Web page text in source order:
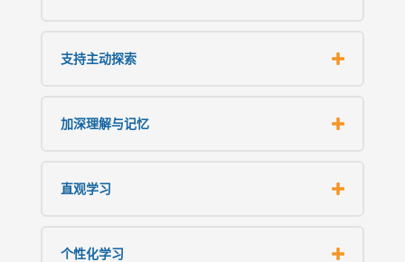
支持主动探索
加深理解与记忆
直观学习
个性化学习